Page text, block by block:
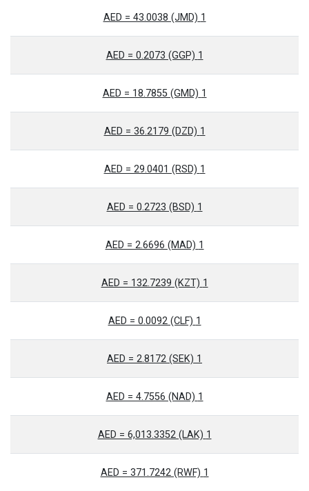
1 AED = 43.0038 (JMD)
1 AED = 0.2073 (GGP)
1 AED = 18.7855 (GMD)
1 AED = 36.2179 (DZD)
1 AED = 29.0401 (RSD)
1 AED = 0.2723 (BSD)
1 AED = 2.6696 (MAD)
1 AED = 132.7239 (KZT)
1 AED = 0.0092 (CLF)
1 AED = 2.8172 (SEK)
1 AED = 4.7556 (NAD)
1 AED = 6,013.3352 (LAK)
1 AED = 371.7242 (RWF)